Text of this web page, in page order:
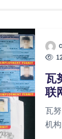
瓦
联
瓦
机